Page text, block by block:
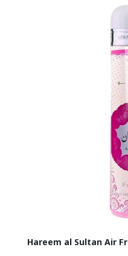
Hareem al Sultan Air